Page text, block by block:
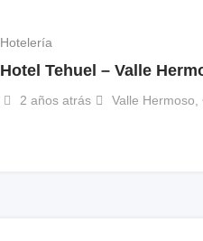
Hotelería
Hotel Tehuel – Valle
2 años atrás Valle Hermoso